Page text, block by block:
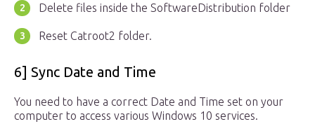
Delete files inside the SoftwareDistribution folder
Reset Catroot2 folder.
6] Sync Date and Time
You need to have a correct Date and Time set on your
computer to access various Windows 10 services.